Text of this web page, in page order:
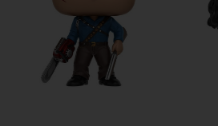
FIGURINES POP STRANGER THINGS
FIGURINES POP SEIGNEUR DES
FIGURINES POP DC COMICS